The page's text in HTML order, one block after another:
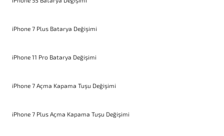
iPhone 7 Plus Batarya Değişimi
iPhone 11 Pro Batarya Değişimi
iPhone 7 Açma Kapama Tuşu Değişimi
iPhone 7 Plus Açma Kapama Tuşu Değişimi